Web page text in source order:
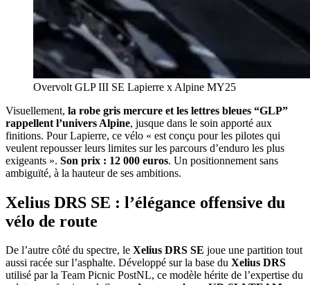
Overvolt GLP III SE Lapierre x Alpine MY25
Visuellement, la robe gris mercure et les lettres bleues “GLP”
rappellent l’univers Alpine, jusque dans le soin apporté aux
finitions. Pour Lapierre, ce vélo « est conçu pour les pilotes qui
veulent repousser leurs limites sur les parcours d’enduro les plus
exigeants ». Son prix : 12 000 euros. Un positionnement sans
ambiguïté, à la hauteur de ses ambitions.
Xelius DRS SE : l’élégance offensive du
vélo de route
De l’autre côté du spectre, le Xelius DRS SE joue une partition tout
aussi racée sur l’asphalte. Développé sur la base du Xelius DRS
utilisé par la Team Picnic PostNL, ce modèle hérite de l’expertise du